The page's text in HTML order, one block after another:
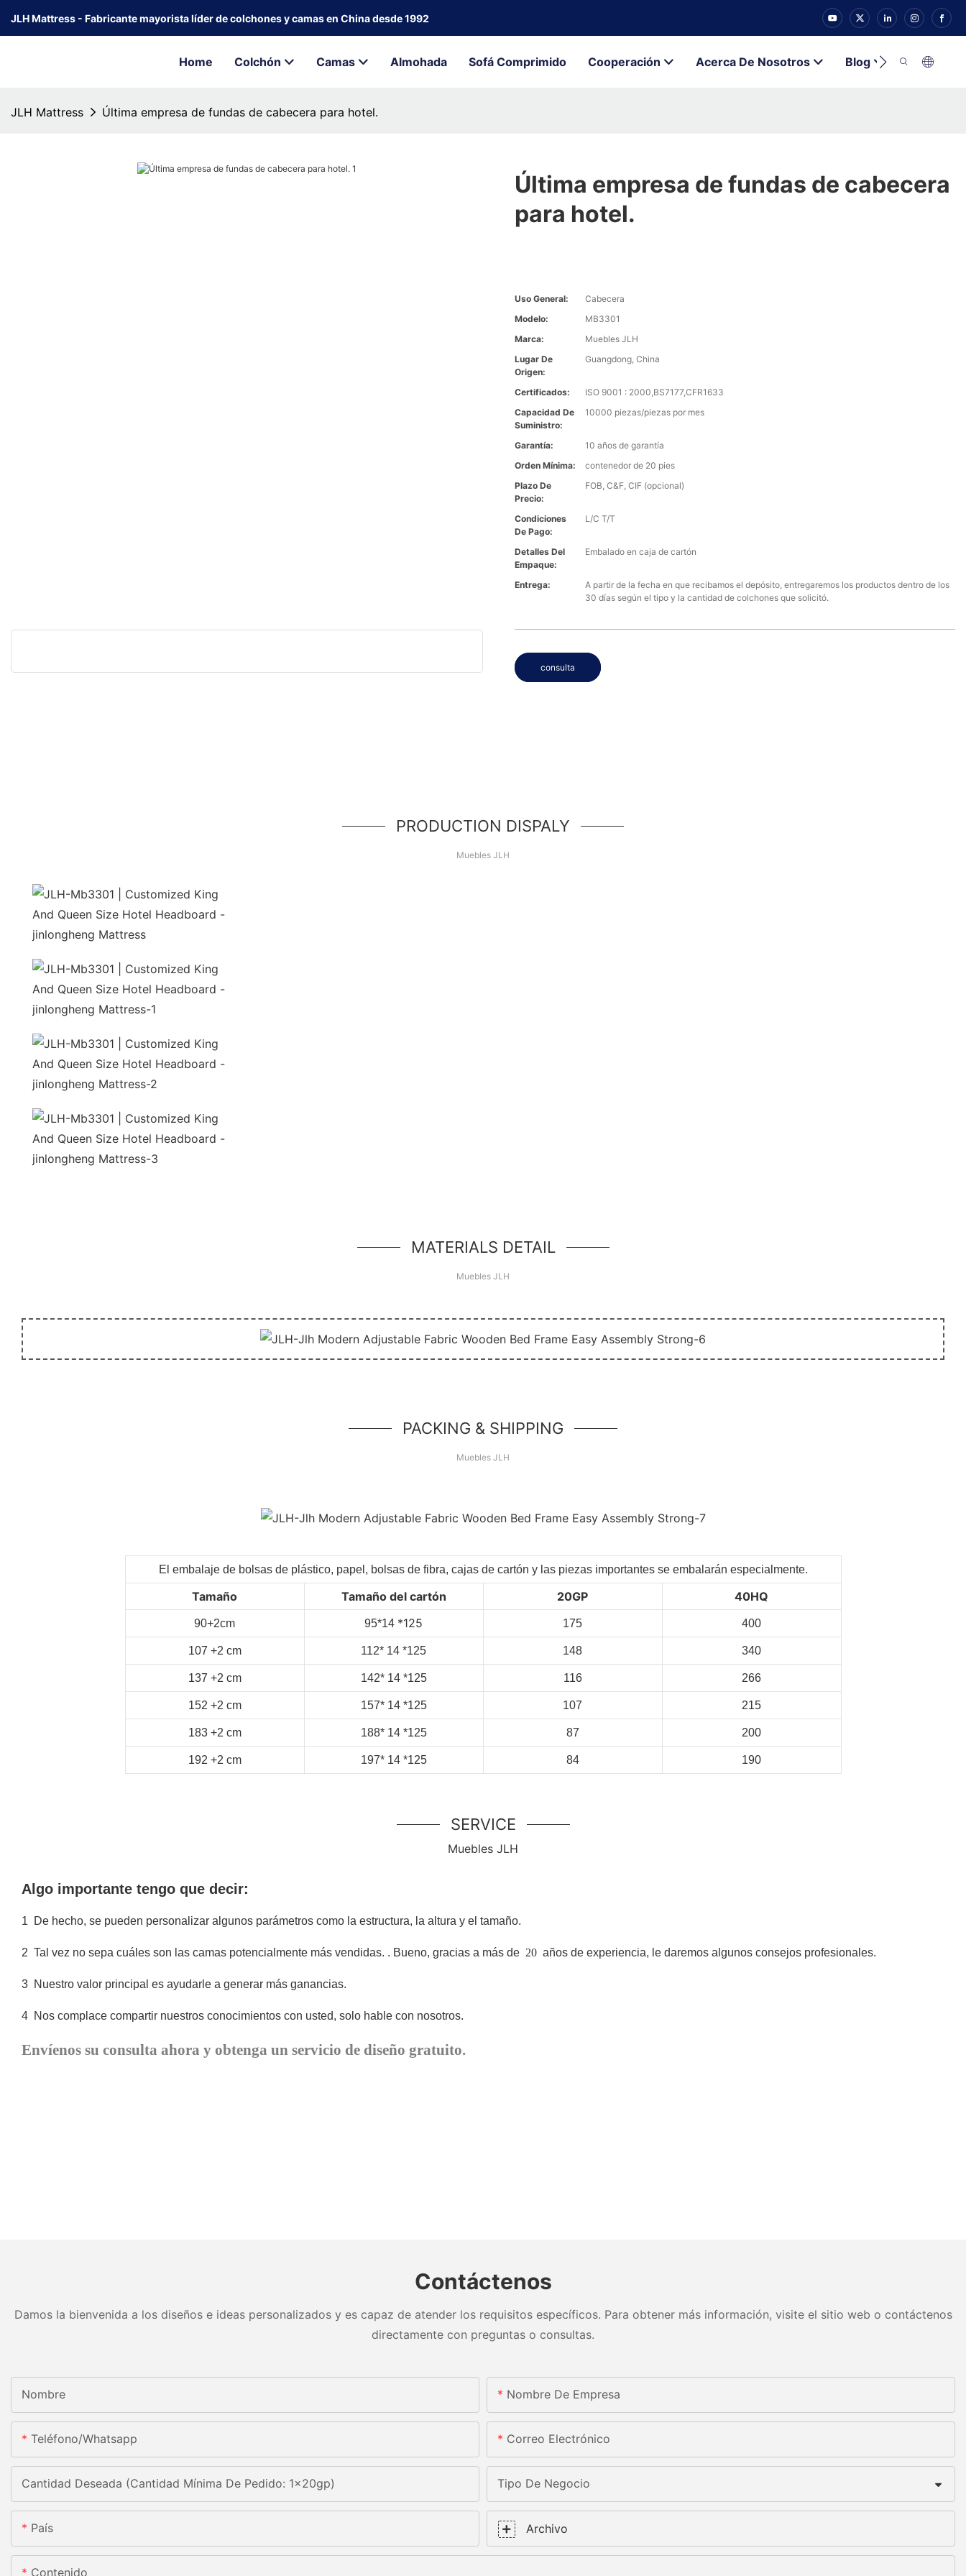
JLH Mattress - Fabricante mayorista líder de colchones y camas en China desde 1992
Home Colchón Camas Almohada Sofá Comprimido Cooperación Acerca De Nosotros Blog Contacto
JLH Mattress Última empresa de fundas de cabecera para hotel.
Última empresa de fundas de cabecera
para hotel.
Uso General:
Cabecera
Modelo:
MB3301
Marca:
Muebles JLH
Lugar De
Origen:
Guangdong, China
Certificados:
ISO 9001 : 2000,BS7177,CFR1633
Capacidad De
Suministro:
10000 piezas/piezas por mes
Garantía:
10 años de garantía
Orden Mínima:
contenedor de 20 pies
Plazo De
Precio:
FOB, C&F, CIF (opcional)
Condiciones
De Pago:
L/C T/T
Detalles Del
Empaque:
Embalado en caja de cartón
Entrega:
A partir de la fecha en que recibamos el depósito, entregaremos los productos dentro de los
30 días según el tipo y la cantidad de colchones que solicitó.
consulta
PRODUCTION DISPALY
Muebles JLH
MATERIALS DETAIL
Muebles JLH
PACKING & SHIPPING
Muebles JLH
El embalaje de bolsas de plástico, papel, bolsas de fibra, cajas de cartón y las piezas importantes se embalarán especialmente.
Tamaño Tamaño del cartón 20GP 40HQ
90+2cm 95*14 *125 175 400
107 +2 cm 112* 14 *125 148 340
137 +2 cm 142* 14 *125 116 266
152 +2 cm 157* 14 *125 107 215
183 +2 cm 188* 14 *125 87 200
192 +2 cm 197* 14 *125 84 190
SERVICE
Muebles JLH
Algo importante tengo que decir:
1 De hecho, se pueden personalizar algunos parámetros como la estructura, la altura y el tamaño.
2 Tal vez no sepa cuáles son las camas potencialmente más vendidas. . Bueno, gracias a más de 20 años de experiencia, le daremos algunos consejos profesionales.
3 Nuestro valor principal es ayudarle a generar más ganancias.
4 Nos complace compartir nuestros conocimientos con usted, solo hable con nosotros.
Envíenos su consulta ahora y obtenga un servicio de diseño gratuito.
Contáctenos
Damos la bienvenida a los diseños e ideas personalizados y es capaz de atender los requisitos específicos. Para obtener más información, visite el sitio web o contáctenos
directamente con preguntas o consultas.
Nombre Nombre De Empresa
Teléfono/whatsapp Correo Electrónico
Cantidad Deseada (Cantidad Mínima De Pedido: 1x20gp) Tipo De Negocio
País Archivo
Contenido